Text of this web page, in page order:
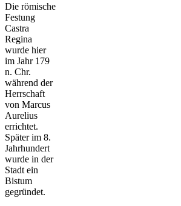
Die römische
Festung
Castra
Regina
wurde hier
im Jahr 179
n. Chr.
während der
Herrschaft
von Marcus
Aurelius
errichtet.
Später im 8.
Jahrhundert
wurde in der
Stadt ein
Bistum
gegründet.